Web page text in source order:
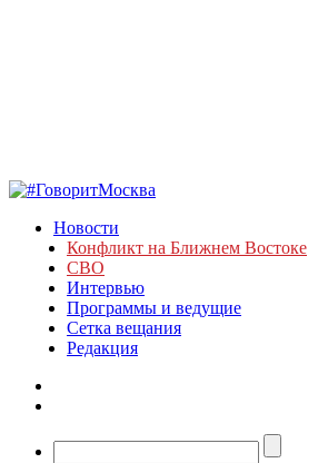
Новости
Конфликт на Ближнем Востоке
СВО
Интервью
Программы и ведущие
Сетка вещания
Редакция